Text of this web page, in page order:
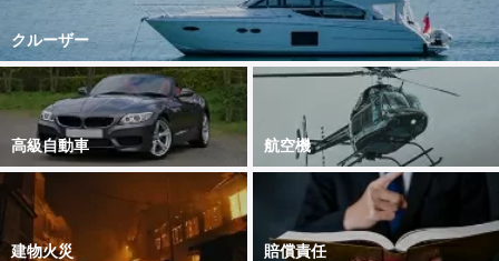
クルーザー
高級自動車 航空機
建物火災 賠償責任